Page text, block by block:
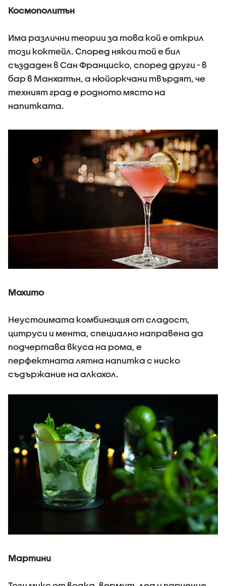
Космополитън
Има различни теории за това кой е открил
този коктейл. Според някои той е бил
създаден в Сан Франциско, според други - в
бар в Манхатън, а нюйоркчани твърдят, че
техният град е родното място на
напитката.
Мохито
Неустоимата комбинация от сладост,
цитруси и мента, специално направена да
подчертава вкуса на рома, е
перфектната лятна напитка с ниско
съдържание на алкохол.
Мартини